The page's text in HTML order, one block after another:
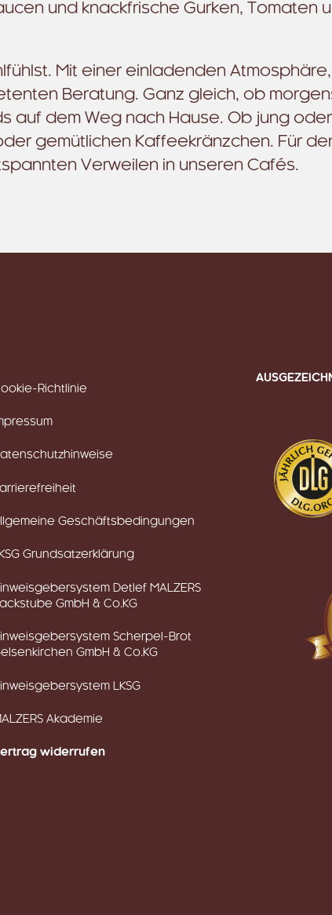
und knackfrische Gurken, Tomaten
Mit einer einladenden
Beratung. Ganz gleich, ob
auf dem Weg nach Hause. Ob jung
gemütlichen Kaffeekränzchen. Für
Verweilen in unseren Cafés.
Richtlinie
Geschäftsbedingungen
Grundsatzerklärung
Detlef MALZERS
GmbH & Co.KG
Scherpel-Brot
GmbH & Co.KG
LKSG
Akademie
widerrufen